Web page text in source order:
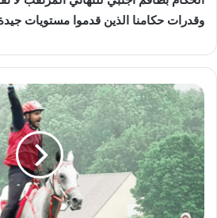
‬وقدرات‭ ‬حكامنا‭ ‬الذين‭ ‬قدموا‭ ‬مستويات‭ ‬جيدة‭ ‬طوال‭ ‬مشوار‭ ‬المسابقة‭.‬